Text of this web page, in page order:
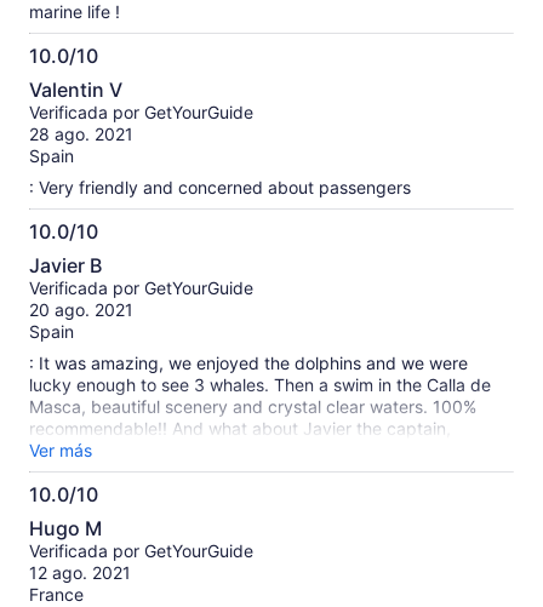
marine life !
10.0/10
10.0
de
10
Valentin V
Verificada por GetYourGuide
28 ago. 2021
Spain
: Very friendly and concerned about passengers
10.0/10
10.0
de
10
Javier B
Verificada por GetYourGuide
20 ago. 2021
Spain
: It was amazing, we enjoyed the dolphins and we were
lucky enough to see 3 whales. Then a swim in the Calla de
Masca, beautiful scenery and crystal clear waters. 100%
recommendable!! And what about Javier the captain,
friendly, careful, detailed and an expert in the environment
and in explaining everything in detail. Something to do if you
visit Tenerife.
Ver más
10.0/10
10.0
de
10
Hugo M
Verificada por GetYourGuide
12 ago. 2021
France